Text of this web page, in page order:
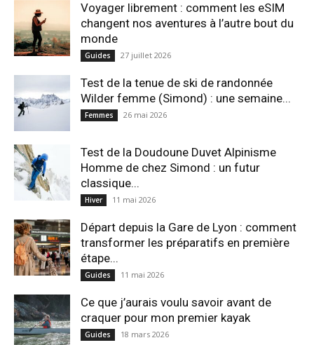
Voyager librement : comment les eSIM
changent nos aventures à l’autre bout du
monde
Guides 27 juillet 2026
Test de la tenue de ski de randonnée
Wilder femme (Simond) : une semaine...
Femmes 26 mai 2026
Test de la Doudoune Duvet Alpinisme
Homme de chez Simond : un futur
classique...
Hiver 11 mai 2026
Départ depuis la Gare de Lyon : comment
transformer les préparatifs en pre⁠mière
étape...
Guides 11 mai 2026
Ce que j’aurais voulu savoir avant de
craquer pour mon premier kayak
Guides 18 mars 2026